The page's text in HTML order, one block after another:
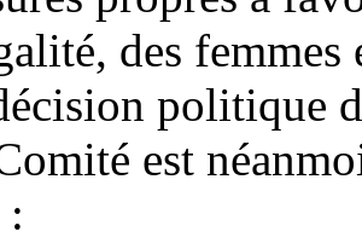
des
politique
est